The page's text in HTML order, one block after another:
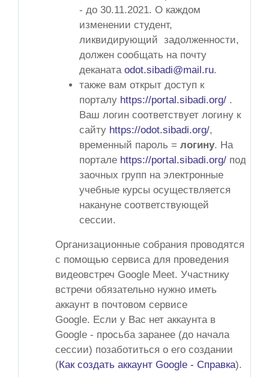
- до 30.11.2021. О каждом
изменении студент,
ликвидирующий задолженности,
должен сообщать на почту
деканата odot.sibadi@mail.ru.
также вам открыт доступ к
порталу https://portal.sibadi.org/ .
Ваш логин соответствует логину к
сайту https://odot.sibadi.org/,
временный пароль = логину. На
портале https://portal.sibadi.org/
заочных групп на электронные
учебные курсы осуществляется
накануне соответствующей
сессии.
Организационные собрания проводятся
с помощью сервиса для проведения
видеовстреч Google Meet. Участнику
встречи обязательно нужно иметь
аккаунт в почтовом сервисе
Google. Если у Вас нет аккаунта в
Google - просьба заранее (до начала
сессии) позаботиться о его создании
(Как создать аккаунт Google - Cправка).